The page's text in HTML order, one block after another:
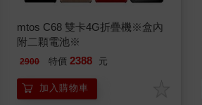
mtos C68 雙卡4G折疊機※盒內
附二顆電池※
2900 特價 2388 元
加入購物車